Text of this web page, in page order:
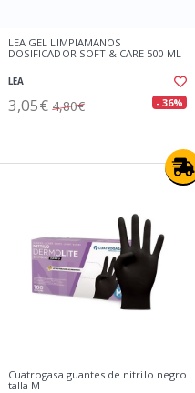
LEA GEL LIMPIAMANOS
DOSIFICADOR SOFT & CARE 500 ML
LEA
3,05€ 4,80€ - 36%
Cuatrogasa guantes de nitrilo negro
talla M